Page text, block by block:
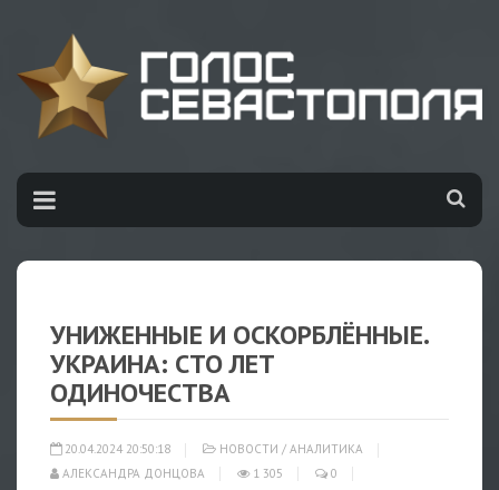
УНИЖЕННЫЕ И ОСКОРБЛЁННЫЕ.
УКРАИНА: СТО ЛЕТ
ОДИНОЧЕСТВА
20.04.2024 20:50:18 НОВОСТИ / АНАЛИТИКА
АЛЕКСАНДРА ДОНЦОВА
1 305 0